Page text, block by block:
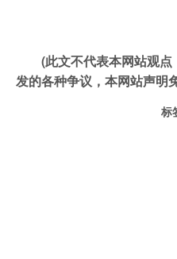
(此文不代表本网站观
发的各种争议，本网站声明
标